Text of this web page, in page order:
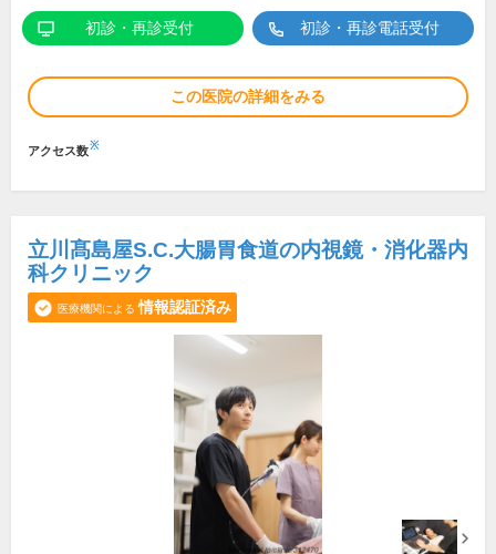
初診・再診受付 初診・再診電話受付
この医院の詳細をみる
アクセス数※
立川髙島屋S.C.大腸胃食道の内視鏡・消化器内
科クリニック
医療機関による 情報認証済み